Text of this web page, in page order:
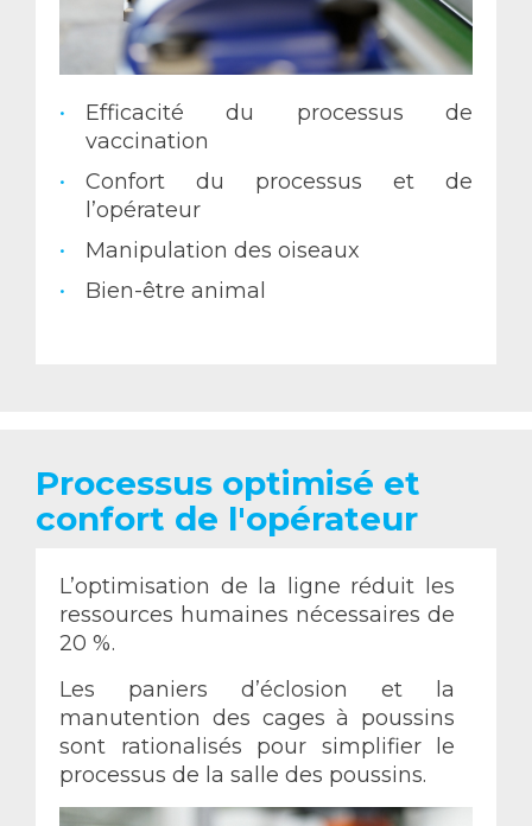
Efficacité du processus de
vaccination
Confort du processus et de
l’opérateur
Manipulation des oiseaux
Bien-être animal
Processus optimisé et
confort de l'opérateur
L’optimisation de la ligne réduit les
ressources humaines nécessaires de
20 %.
Les paniers d’éclosion et la
manutention des cages à poussins
sont rationalisés pour simplifier le
processus de la salle des poussins.